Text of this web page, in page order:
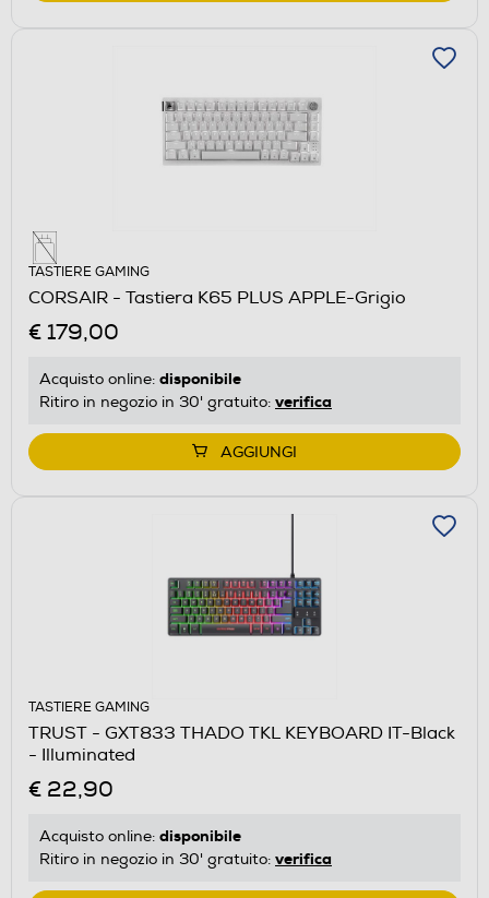
TASTIERE GAMING
CORSAIR - Tastiera K65 PLUS APPLE-Grigio
€ 179,00
Acquisto online: disponibile
Ritiro in negozio in 30' gratuito: verifica
AGGIUNGI
TASTIERE GAMING
TRUST - GXT833 THADO TKL KEYBOARD IT-Black
- Illuminated
€ 22,90
Acquisto online: disponibile
Ritiro in negozio in 30' gratuito: verifica